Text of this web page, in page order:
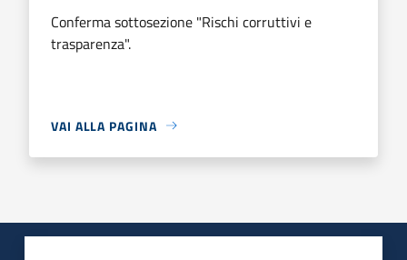
Conferma sottosezione "Rischi corruttivi e
trasparenza".
VAI ALLA PAGINA